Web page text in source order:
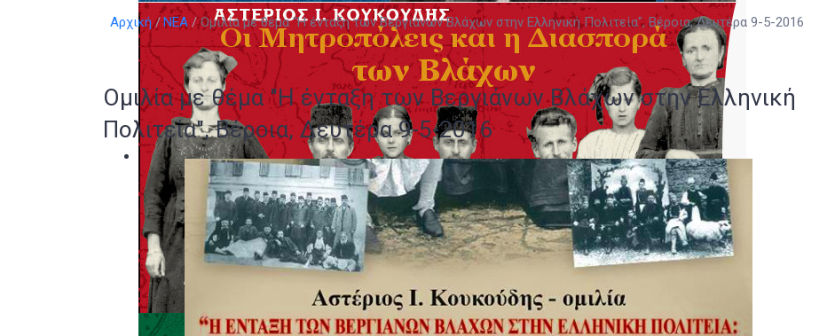
Αρχική ΝΕΑ Ομιλία με θέμα "Η ένταξη των Βεργιάνων Βλάχων στην Ελληνική Πολιτεία", Βέροια, Δευτέρα 9-5-2016
Ομιλία με θέμα "Η ένταξη των Βεργιάνων Βλάχων στην Ελληνική
Πολιτεία", Βέροια, Δευτέρα 9-5-2016